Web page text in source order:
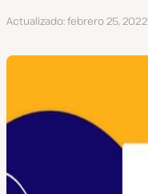
Actualizado febrero 25, 2022